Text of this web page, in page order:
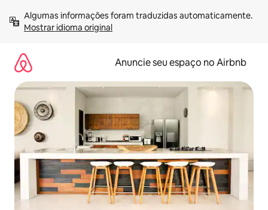
para
Mostrar idioma original
Anuncie seu espaço no Airbnb